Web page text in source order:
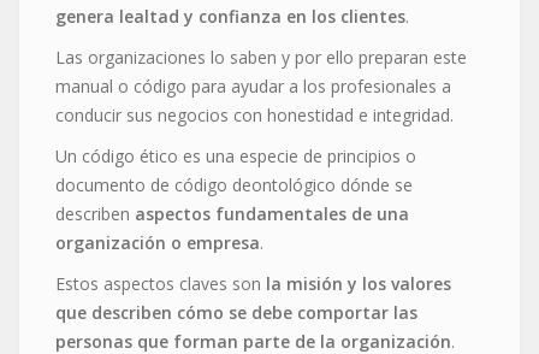
genera lealtad y confianza en los clientes.
Las organizaciones lo saben y por ello preparan este
manual o código para ayudar a los profesionales a
conducir sus negocios con honestidad e integridad.
Un código ético es una especie de principios o
documento de código deontológico dónde se
describen aspectos fundamentales de una
organización o empresa.
Estos aspectos claves son la misión y los valores
que describen cómo se debe comportar las
personas que forman parte de la organización.